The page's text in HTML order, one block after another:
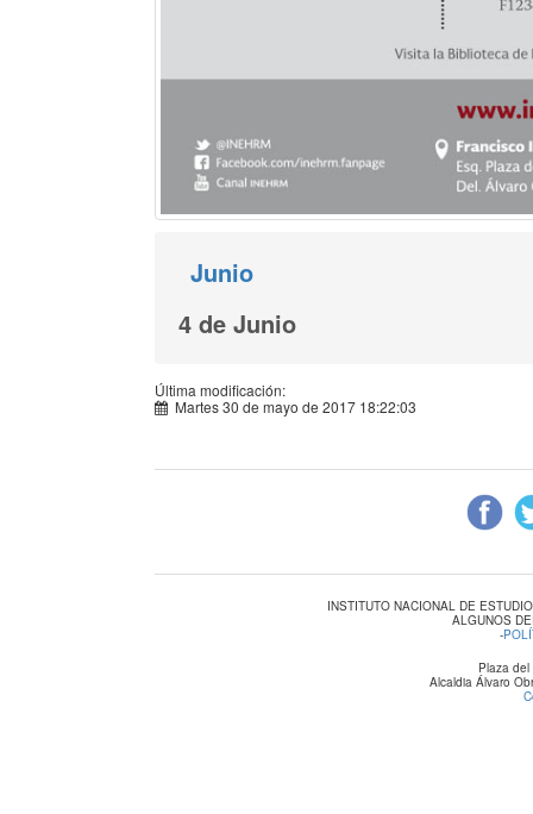
Junio
4 de Junio
Última modificación:
Martes 30 de mayo de 2017 18:22:03
INSTITUTO NACIONAL DE
ALGUNOS
-
Plaza
Alcaldia Álvaro